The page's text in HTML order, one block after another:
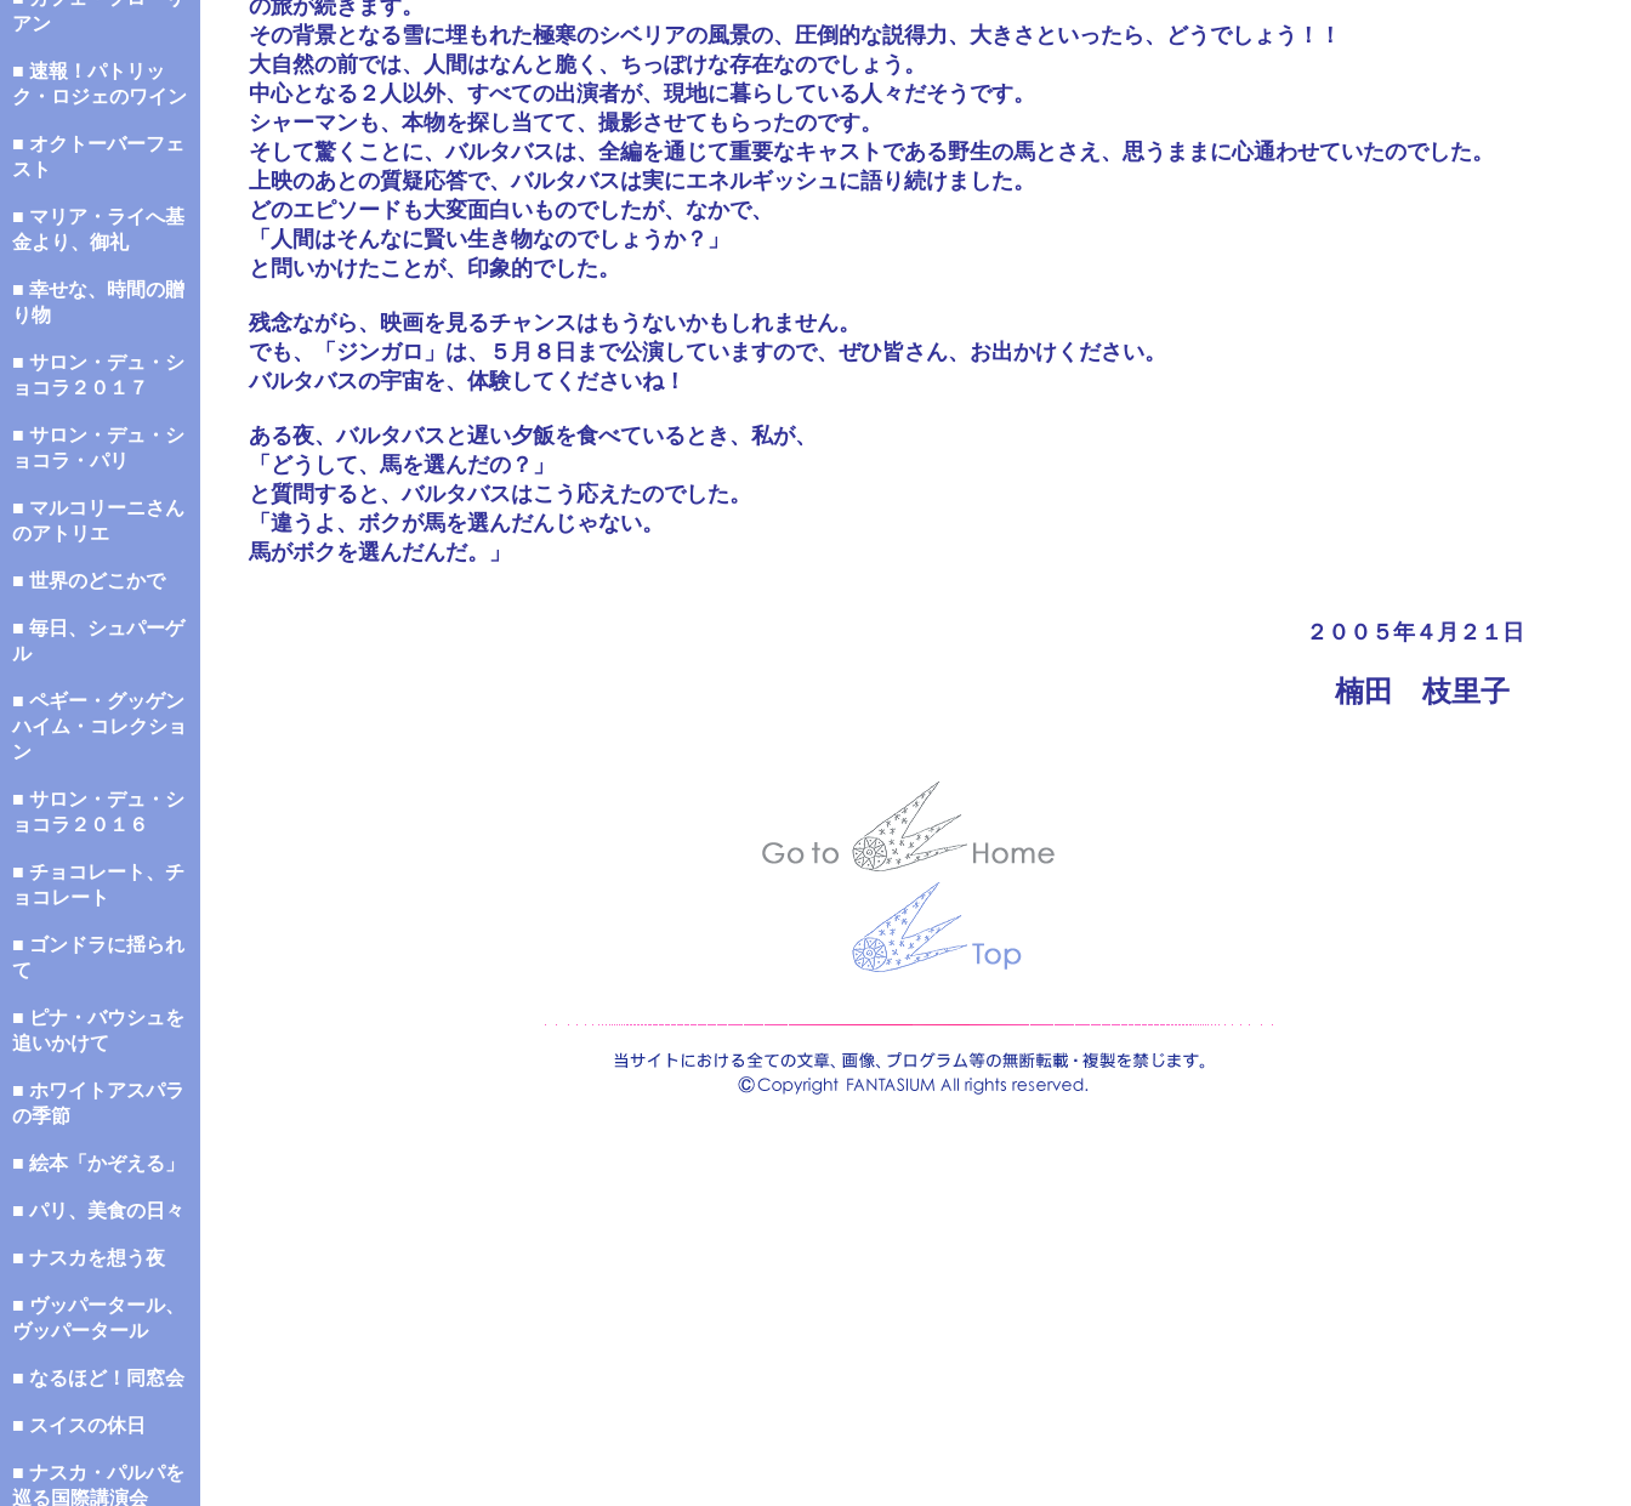
アン
■ 速報！パトリッ
ク・ロジェのワイン
■ オクトーバーフェ
スト
■ マリア・ライへ基
金より、御礼
■ 幸せな、時間の贈
り物
■ サロン・デュ・シ
ョコラ２０１７
■ サロン・デュ・シ
ョコラ・パリ
■ マルコリーニさん
のアトリエ
■ 世界のどこかで
■ 毎日、シュパーゲ
ル
■ ペギー・グッゲン
ハイム・コレクショ
ン
■ サロン・デュ・シ
ョコラ２０１６
■ チョコレート、チ
ョコレート
■ ゴンドラに揺られ
て
■ ピナ・バウシュを
追いかけて
■ ホワイトアスパラ
の季節
■ 絵本「かぞえる」
■ パリ、美食の日々
■ ナスカを想う夜
■ ヴッパータール、
ヴッパータール
■ なるほど！同窓会
■ スイスの休日
■ ナスカ・パルパを
巡る国際講演会
の旅が続きます。
その背景となる雪に埋もれた極寒のシベリアの風景の、圧倒的な説得力、大きさといったら、どうでしょう！！
大自然の前では、人間はなんと脆く、ちっぽけな存在なのでしょう。
中心となる２人以外、すべての出演者が、現地に暮らしている人々だそうです。
シャーマンも、本物を探し当てて、撮影させてもらったのです。
そして驚くことに、バルタバスは、全編を通じて重要なキャストである野生の馬とさえ、思うままに心通わせていたのでした。
上映のあとの質疑応答で、バルタバスは実にエネルギッシュに語り続けました。
どのエピソードも大変面白いものでしたが、なかで、
「人間はそんなに賢い生き物なのでしょうか？」
と問いかけたことが、印象的でした。
残念ながら、映画を見るチャンスはもうないかもしれません。
でも、「ジンガロ」は、５月８日まで公演していますので、ぜひ皆さん、お出かけください。
バルタバスの宇宙を、体験してくださいね！
ある夜、バルタバスと遅い夕飯を食べているとき、私が、
「どうして、馬を選んだの？」
と質問すると、バルタバスはこう応えたのでした。
「違うよ、ボクが馬を選んだんじゃない。
馬がボクを選んだんだ。」
２００５年４月２１日
楠田 枝里子